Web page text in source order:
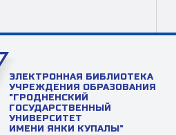
ЭЛЕКТРОННАЯ БИБЛИОТЕКА
УЧРЕЖДЕНИЯ ОБРАЗОВАНИЯ
"ГРОДНЕНСКИЙ
ГОСУДАРСТВЕННЫЙ
УНИВЕРСИТЕТ
ИМЕНИ ЯНКИ КУПАЛЫ"